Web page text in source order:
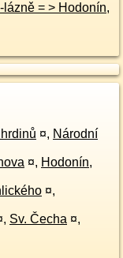
> Hodonín,
¤, Národní
¤, Hodonín,
¤,
, Sv. Čecha ¤,